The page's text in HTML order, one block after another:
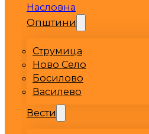
Насловна
Општини
Струмица
Ново Село
Босилово
Василево
Вести